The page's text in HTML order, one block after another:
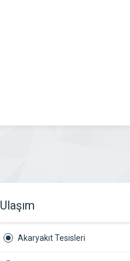
Ulaşım
Akaryakıt Tesisleri